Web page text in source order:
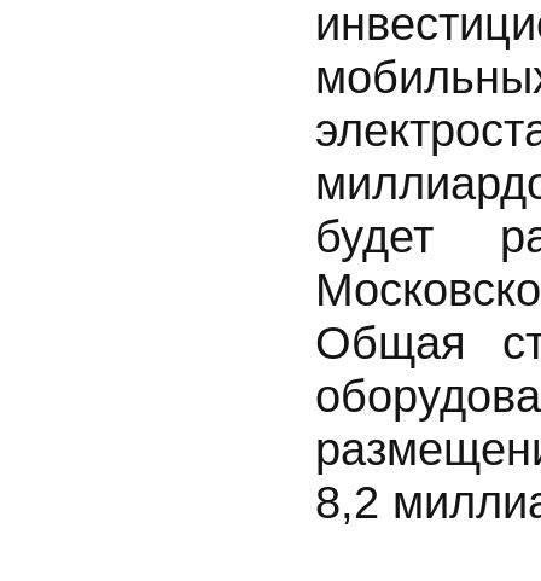
будет
Общая
8,2